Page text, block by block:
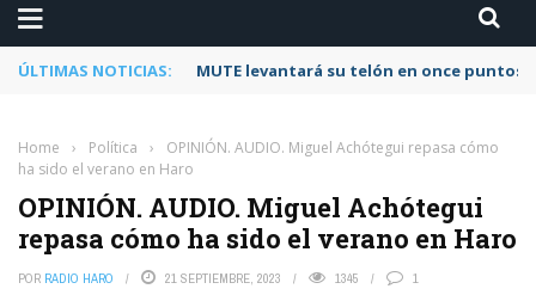
ÚLTIMAS NOTICIAS: MUTE levantará su telón en once puntos
Home › Política ›
OPINIÓN. AUDIO. Miguel Achótegui repasa cómo
ha sido el verano en Haro
OPINIÓN. AUDIO. Miguel Achótegui
repasa cómo ha sido el verano en Haro
POR RADIO HARO 21 SEPTIEMBRE, 2023 1345 1